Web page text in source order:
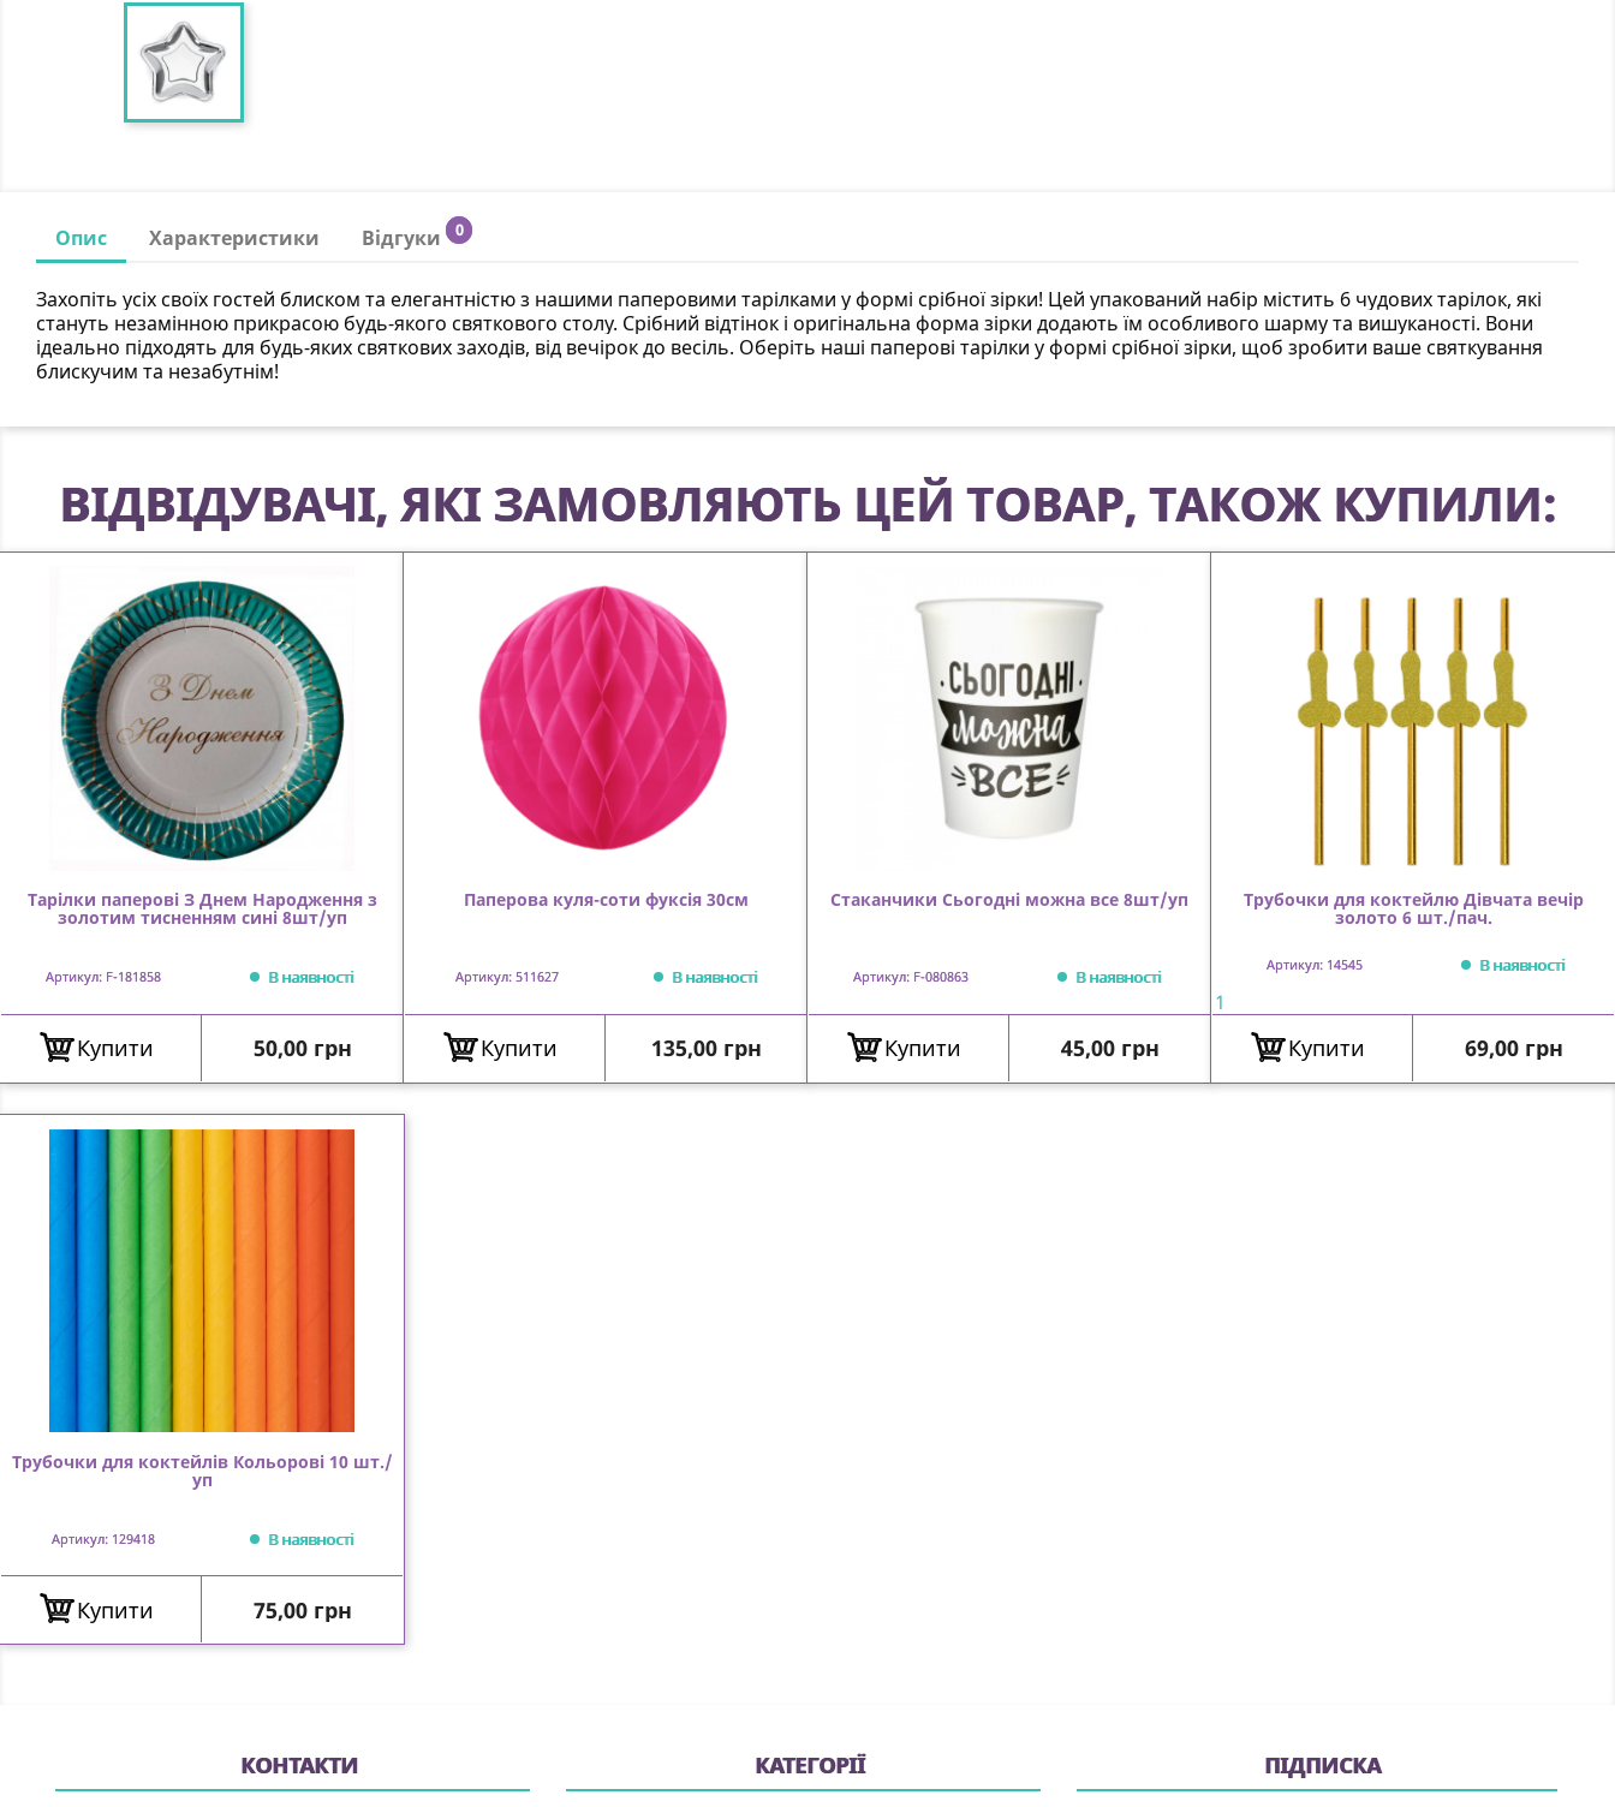
Опис Характеристики Відгуки 0
Захопіть усіх своїх гостей блиском та елегантністю з нашими паперовими тарілками у формі срібної зірки! Цей упакований набір містить 6 чудових тарілок, які
стануть незамінною прикрасою будь-якого святкового столу. Срібний відтінок і оригінальна форма зірки додають їм особливого шарму та вишуканості. Вони
ідеально підходять для будь-яких святкових заходів, від вечірок до весіль. Оберіть наші паперові тарілки у формі срібної зірки, щоб зробити ваше святкування
блискучим та незабутнім!
ВІДВІДУВАЧІ, ЯКІ ЗАМОВЛЯЮТЬ ЦЕЙ ТОВАР, ТАКОЖ КУПИЛИ:
Тарілки паперові З Днем Народження з
золотим тисненням сині 8шт/уп
Артикул: F-181858 В наявності
Купити Ціна
50,00 грн
Паперова куля-соти фуксія 30см
Артикул: 511627 В наявності
Купити Ціна
135,00 грн
Стаканчики Сьогодні можна все 8шт/уп
Артикул: F-080863 В наявності
Купити Ціна
45,00 грн
Трубочки для коктейлю Дівчата вечір
золото 6 шт./пач.
Артикул: 14545 В наявності
1
Купити Ціна
69,00 грн
Трубочки для коктейлів Кольорові 10 шт./
уп
Артикул: 129418 В наявності
Купити Ціна
75,00 грн
КОНТАКТИ КАТЕГОРІЇ ПІДПИСКА